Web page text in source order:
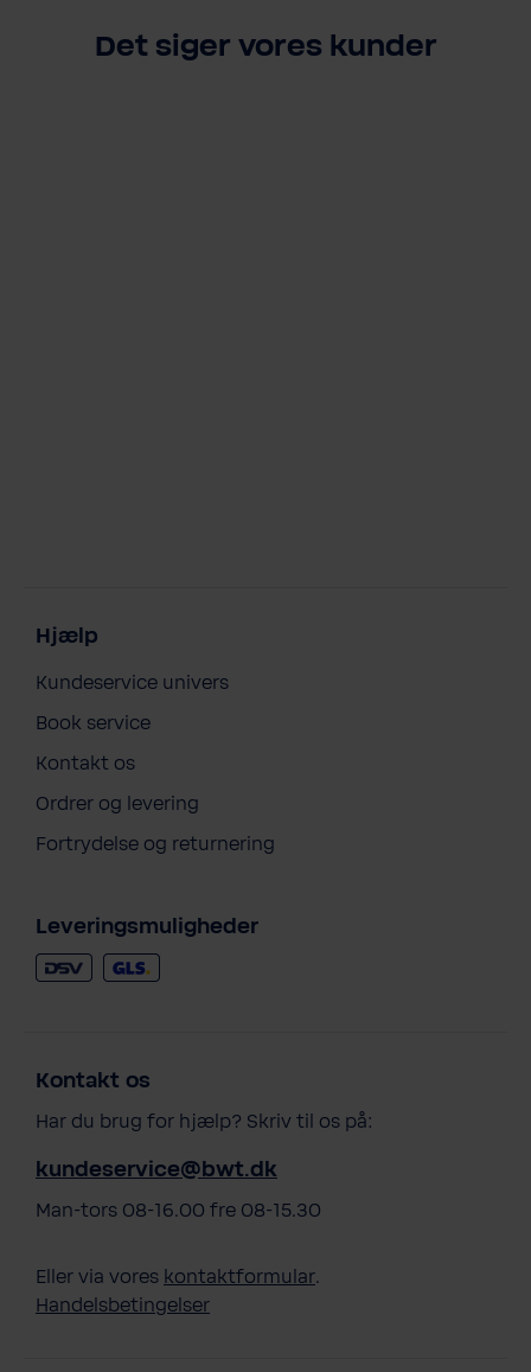
Det siger vores kunder
Hjælp
Kundeservice univers
Book service
Kontakt os
Ordrer og levering
Fortrydelse og returnering
Leveringsmuligheder
Kontakt os
Har du brug for hjælp? Skriv til os på:
kundeservice@bwt.dk
Man-tors 08-16.00 fre 08-15.30
Eller via vores kontaktformular.
Handelsbetingelser